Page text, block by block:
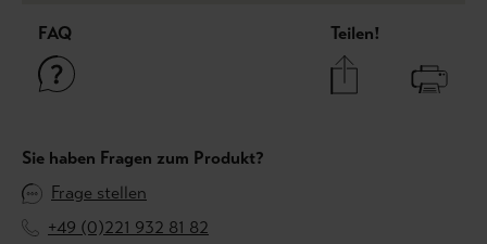
FAQ Teilen!
Sie haben Fragen zum Produkt?
Frage stellen
+49 (0)221 932 81 82